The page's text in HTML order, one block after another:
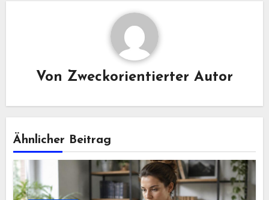
Von Zweckorientierter Autor
Ähnlicher Beitrag